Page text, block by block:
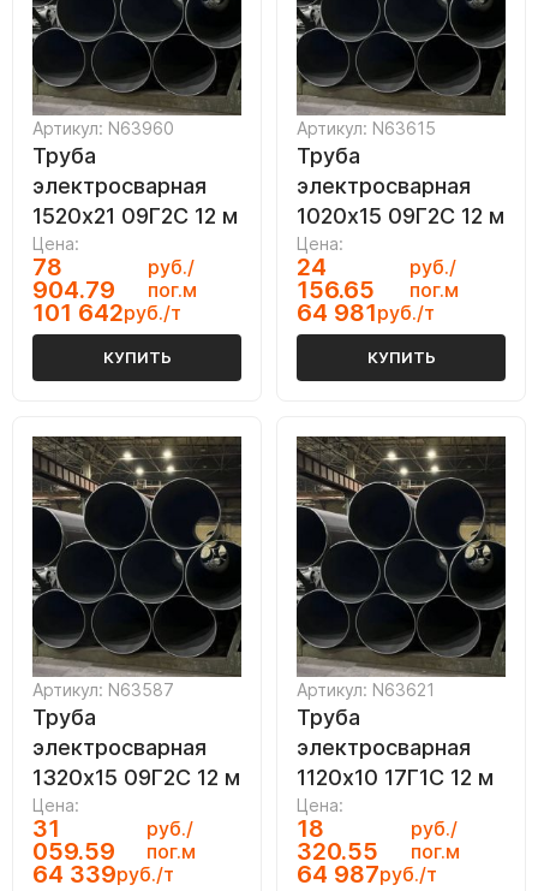
Артикул: N63960
Труба
электросварная
1520х21 09Г2С 12 м
Цена:
78
904.79
руб./
пог.м
101 642руб./т
КУПИТЬ
Артикул: N63615
Труба
электросварная
1020х15 09Г2С 12 м
Цена:
24
156.65
руб./
пог.м
64 981руб./т
КУПИТЬ
Артикул: N63587
Труба
электросварная
1320х15 09Г2С 12 м
Цена:
31
059.59
руб./
пог.м
64 339руб./т
Артикул: N63621
Труба
электросварная
1120х10 17Г1С 12 м
Цена:
18
320.55
руб./
пог.м
64 987руб./т